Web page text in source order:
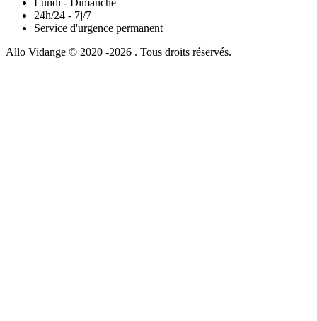
24h/24 - 7j/7
Service d'urgence permanent
Allo Vidange © 2020 -2026 . Tous droits réservés.